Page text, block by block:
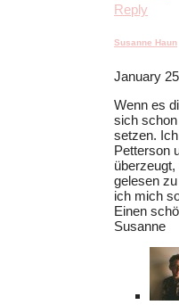
Reply
Susanne Haun
January
Wenn es
sich
setzen.
Petterson
gelesen
ich mich
Einen
Susanne